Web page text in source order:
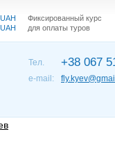
UAH
Фиксированный курс
для оплаты туров
UAH
Тел. +38 067
e-mail: